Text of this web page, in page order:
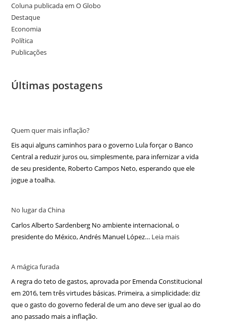
Coluna publicada em O Globo
Destaque
Economia
Política
Publicações
Últimas postagens
Quem quer mais inflação?
Eis aqui alguns caminhos para o governo Lula forçar o Banco
Central a reduzir juros ou, simplesmente, para infernizar a vida
de seu presidente, Roberto Campos Neto, esperando que ele
jogue a toalha.
No lugar da China
Carlos Alberto Sardenberg No ambiente internacional, o
presidente do México, Andrés Manuel López… Leia mais
A mágica furada
A regra do teto de gastos, aprovada por Emenda Constitucional
em 2016, tem três virtudes básicas. Primeira, a simplicidade: diz
que o gasto do governo federal de um ano deve ser igual ao do
ano passado mais a inflação.